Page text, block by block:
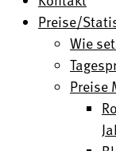
Preise/
Wie
Preise